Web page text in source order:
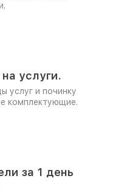
услуги.
услуг и починку
комплектующие.
за 1 день